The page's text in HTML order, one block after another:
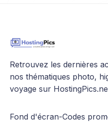
Retrouvez les dernières
nos thématiques photo,
voyage sur
Fond d'écran-Codes